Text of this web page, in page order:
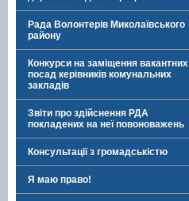
Рада Волонтерів Миколаївського
району
Конкурси на заміщення вакантних
посад керівників комунальних
закладів
Звіти про здійснення РДА
покладених на неї повоноважень
Консультації з громадськістю
Я маю право!